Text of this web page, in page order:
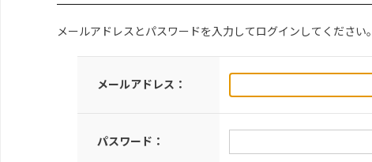
メールアドレスとパスワードを入力してログインしてください。
メールアドレス：
パスワード：